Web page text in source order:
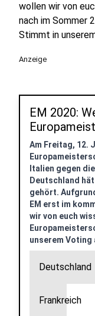
wollen wir von
nach im Sommer
Stimmt in
Anzeige
EM 2020:
Am Freitag, 12.
Italien gegen
Deutschland
gehört.
EM erst im
wir von euch
unserem Voting
Deutschland
Frankreich